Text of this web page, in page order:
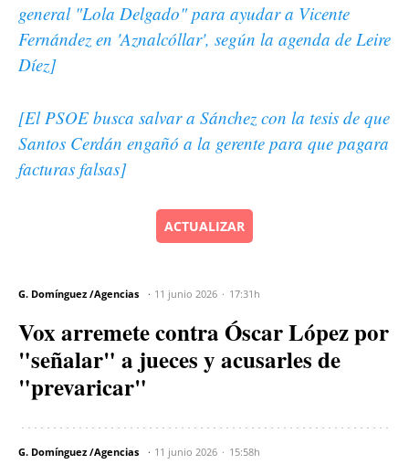
general "Lola Delgado" para ayudar a Vicente
Fernández en 'Aznalcóllar', según la agenda de Leire
Díez]
[El PSOE busca salvar a Sánchez con la tesis de que
Santos Cerdán engañó a la gerente para que pagara
facturas falsas]
ACTUALIZAR
G. Domínguez /Agencias 11 junio 2026 17:31h
Vox arremete contra Óscar López por
"señalar" a jueces y acusarles de
"prevaricar"
G. Domínguez /Agencias 11 junio 2026 15:58h